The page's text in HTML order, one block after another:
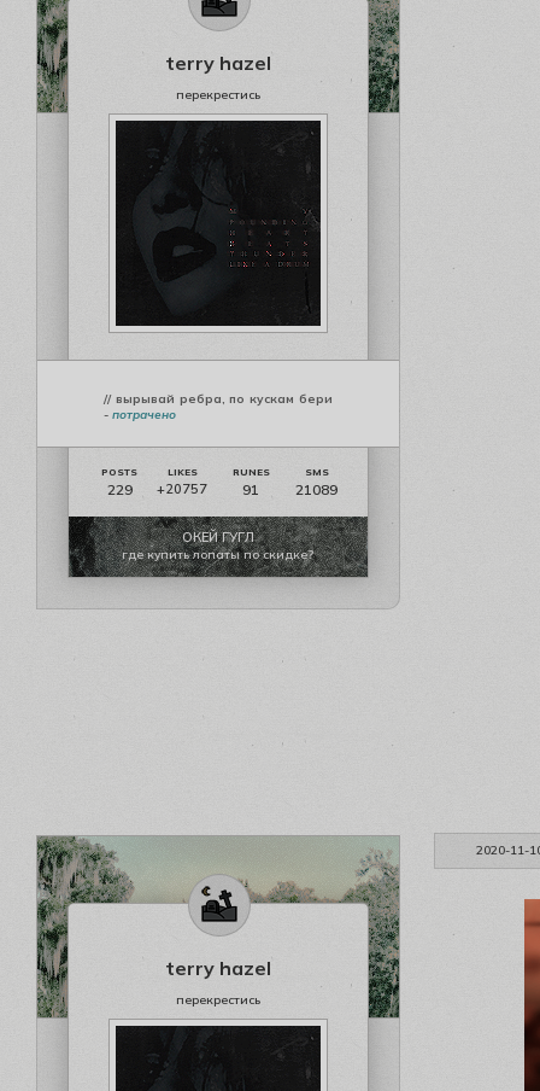
terry hazel
перекрестись
// вырывай ребра, по кускам бери
- потрачено
229 +20757 91 21089
ОКЕЙ ГУГЛ
где купить лопаты по скидке?
2020-11-
terry hazel
перекрестись